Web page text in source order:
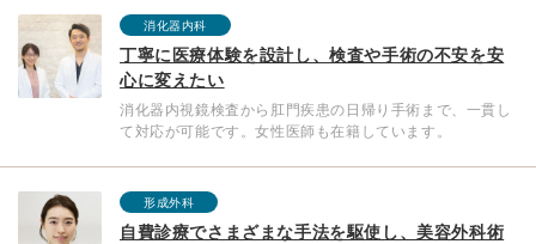
消化器内科
丁寧に医療体験を設計し、検査や手術の不安を安
心に変えたい
消化器内視鏡検査から肛門疾患の日帰り手術まで、一貫し
て対応が可能です。女性医師も在籍しています。
形成外科
自費診療でさまざまな手法を駆使し、美容外科術